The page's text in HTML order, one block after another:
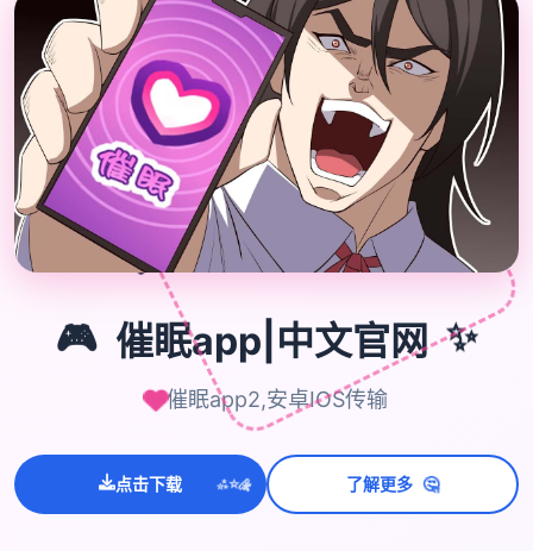
🎮
🎮 催眠app|中文官网 ✨
催眠app2,安卓IOS传输
点击下载 ✨⭐💫 了解更多 🤔